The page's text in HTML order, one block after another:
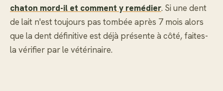
chaton mord-il et comment y remédier. Si une dent
de lait n'est toujours pas tombée après 7 mois alors
que la dent définitive est déjà présente à côté, faites-
la vérifier par le vétérinaire.